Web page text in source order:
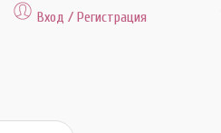
Вход / Регистрация